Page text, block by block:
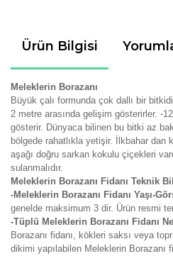
Ürün Bilgisi
Meleklerin Borazanı
Büyük çalı formunda çok dallı bir
2 metre arasında gelişim gösterirler. -
gösterir. Dünyaca bilinen bu bitki az
bölgede rahatlıkla yetişir. İlkbahar dan
aşağı doğru sarkan kokulu çiçekleri
sulanmalıdır.
Meleklerin Borazanı Fidanı Teknik
-Meleklerin Borazanı Fidanı Yaşı-
genelde maksimum 3 dir. Ürün resmi
-Tüplü Meleklerin Borazanı Fidanı
Borazanı fidanı, kökleri saksı veya
dikimi yapılabilen Meleklerin Borazanı